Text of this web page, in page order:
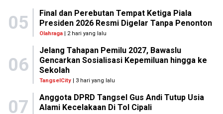
05
Final dan Perebutan Tempat Ketiga Piala
Presiden 2026 Resmi Digelar Tanpa Penonton
Olahraga| 2 hari yang lalu
06
Jelang Tahapan Pemilu 2027, Bawaslu
Gencarkan Sosialisasi Kepemiluan hingga ke
Sekolah
TangselCity| 3 hari yang lalu
07
Anggota DPRD Tangsel Gus Andi Tutup Usia
Alami Kecelakaan Di Tol Cipali